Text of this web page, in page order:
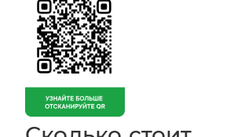
Сколько стоит